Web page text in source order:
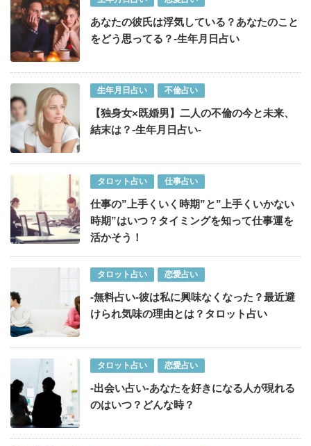
あなたの彼氏は浮気している？あなたのこと
をどう思ってる？-生年月日占い
生年月日占い 不倫占い
【独身女×既婚男】二人の不倫の今と未来、
結末は？-生年月日占い-
タロット占い 仕事占い
仕事の”上手くいく時期”と”上手くいかない
時期”はいつ？タイミングを知って仕事運を
活かそう！
タロット占い 恋愛占い
-無料占い-彼は私に興味なくなった？最近避
けられ気味の理由とは？タロット占い
タロット占い 恋愛占い
-出会い占い-あなたを好きになる人が現れる
のはいつ？どんな時？